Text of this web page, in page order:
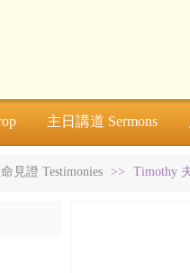
主日講道 Sermons
見證 Testimonies >> Timothy